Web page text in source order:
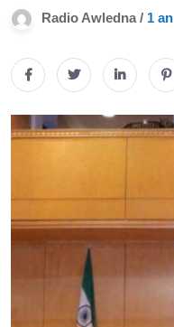
Radio Awledna / 1 an